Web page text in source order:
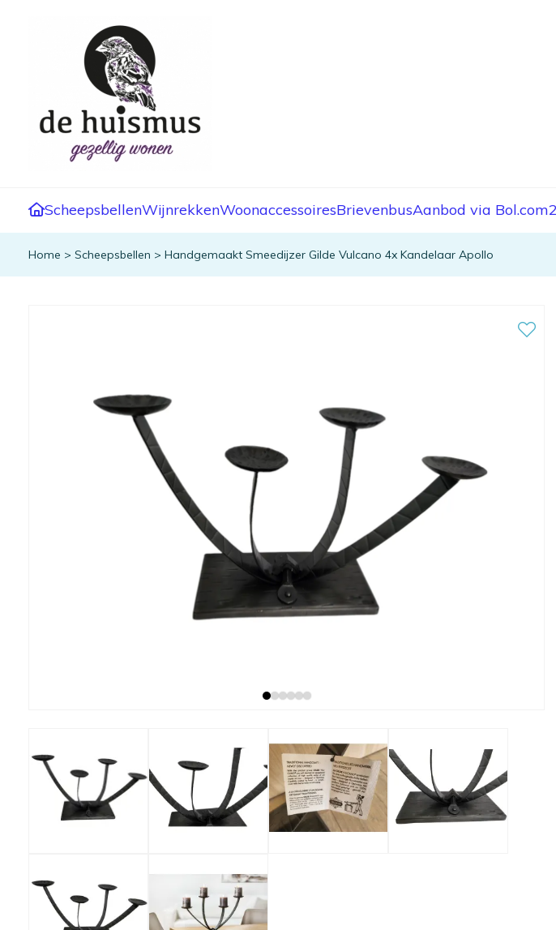
ScheepsbellenWijnrekkenWoonaccessoiresBrievenbusAanbod via Bol.com
Home > Scheepsbellen > Handgemaakt Smeedijzer Gilde Vulcano 4x Kandelaar Apollo